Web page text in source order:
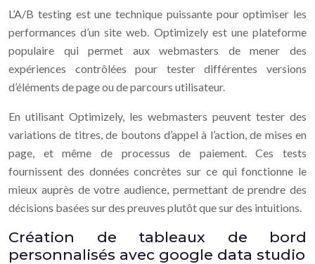
L’A/B testing est une technique puissante pour optimiser les
performances d’un site web. Optimizely est une plateforme
populaire qui permet aux webmasters de mener des
expériences contrôlées pour tester différentes versions
d’éléments de page ou de parcours utilisateur.
En utilisant Optimizely, les webmasters peuvent tester des
variations de titres, de boutons d’appel à l’action, de mises en
page, et même de processus de paiement. Ces tests
fournissent des données concrètes sur ce qui fonctionne le
mieux auprès de votre audience, permettant de prendre des
décisions basées sur des preuves plutôt que sur des intuitions.
Création de tableaux de bord
personnalisés avec google data studio